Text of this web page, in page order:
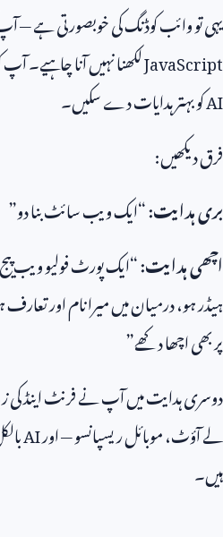
یہی تو وائب کوڈنگ کی خوبصورتی ہے —
JavaScriptلکھنا نہیں آنا چاہیے۔ آپ
AIکو بہتر ہدایات دے سکیں۔
فرق دیکھیں:
بری ہدایت:“ایک ویب سائٹ بنا دو”
اچھی ہدایت:“ایک پورٹ فولیو ویب
ہیڈر ہو، درمیان میں میرا نام اور تعارف
پر بھی اچھا دکھے”
دوسری ہدایت میں آپ نے فرنٹ اینڈ کی
لے آؤٹ، موبائل ریسپانسو — اورAI
ہیں۔